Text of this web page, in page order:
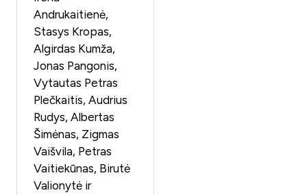
Andrukaitienė,
Stasys Kropas,
Algirdas Kumža,
Jonas Pangonis,
Vytautas Petras
Plečkaitis, Audrius
Rudys, Albertas
Šimėnas, Zigmas
Vaišvila, Petras
Vaitiekūnas, Birutė
Valionytė ir